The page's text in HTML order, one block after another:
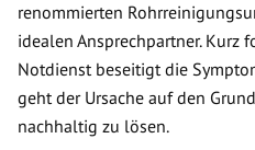
renommierten
idealen Ansprechpartner. Kurz
Notdienst beseitigt die
geht der Ursache auf den
nachhaltig zu lösen.